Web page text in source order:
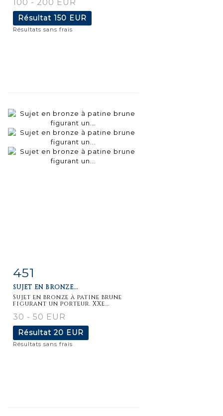
100 - 200 EUR
Résultat 150 EUR
Résultats sans frais
451
SUJET EN BRONZE...
Sujet en bronze à patine brune
figurant un porteur. XXe...
30 - 50 EUR
Résultat 20 EUR
Résultats sans frais